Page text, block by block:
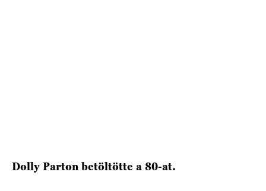
Dolly Parton betöltötte a 80-at.